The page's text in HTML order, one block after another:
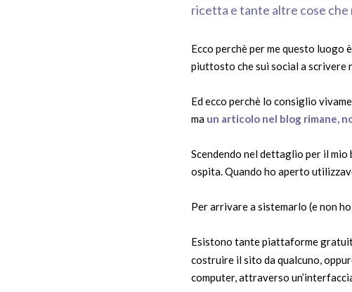
ricetta e tante altre cose
Ecco perchè per me questo
piuttosto che sui social a scrivere
Ed ecco perchè lo consiglio
ma un articolo nel blog rimane,
Scendendo nel dettaglio per il
ospita. Quando ho aperto
Per arrivare a sistemarlo (e non
Esistono tante piattaforme
costruire il sito da qualcuno,
computer, attraverso